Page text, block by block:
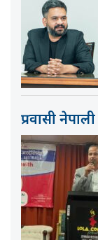
प्रवासी नेपाली